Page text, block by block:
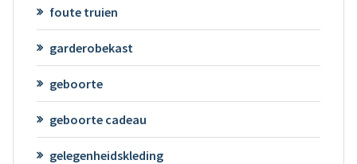
foute truien
garderobekast
geboorte
geboorte cadeau
gelegenheidskleding